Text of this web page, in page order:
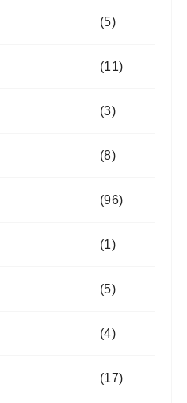
(5)
(11)
(3)
(8)
(96)
(1)
(5)
(4)
(17)